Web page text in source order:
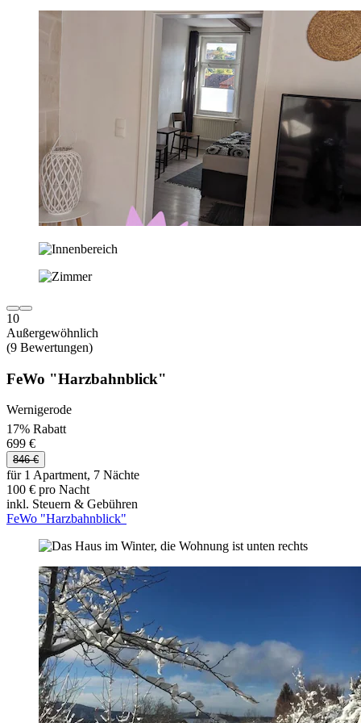
10
Außergewöhnlich
(9 Bewertungen)
FeWo "Harzbahnblick"
Wernigerode
17% Rabatt
699 €
846 €
für 1 Apartment, 7 Nächte
100 € pro Nacht
inkl. Steuern & Gebühren
FeWo "Harzbahnblick"